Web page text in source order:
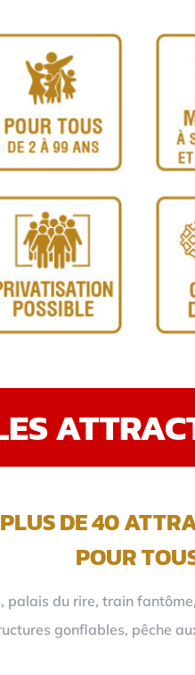
PLUS DE 40
POUR
palais du rire, train
gonflables, pêche